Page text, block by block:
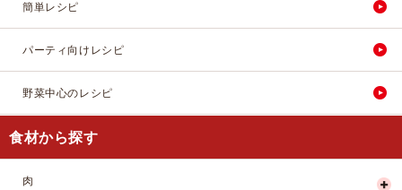
簡単レシピ
パーティ向けレシピ
野菜中心のレシピ
食材から探す
肉